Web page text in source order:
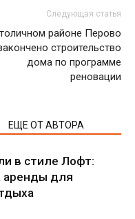
Следующая статья
районе Перово
строительство
дома по программе
реновации
ЕЩЕ ОТ АВТОРА
в стиле Лофт:
аренды для